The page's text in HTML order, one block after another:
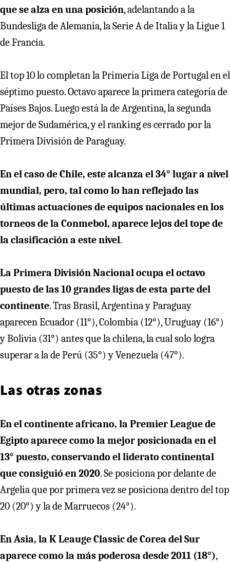
que se alza en una posición, adelantando a la
Bundesliga de Alemania, la Serie A de Italia y la Ligue 1
de Francia.
El top 10 lo completan la Primeria Liga de Portugal en el
séptimo puesto. Octavo aparece la primera categoría de
Países Bajos. Luego está la de Argentina, la segunda
mejor de Sudamérica, y el ranking es cerrado por la
Primera División de Paraguay.
En el caso de Chile, este alcanza el 34° lugar a nivel
mundial, pero, tal como lo han reflejado las
últimas actuaciones de equipos nacionales en los
torneos de la Conmebol, aparece lejos del tope de
la clasificación a este nivel.
La Primera División Nacional ocupa el octavo
puesto de las 10 grandes ligas de esta parte del
continente. Tras Brasil, Argentina y Paraguay
aparecen Ecuador (11°), Colombia (12°), Uruguay (16°)
y Bolivia (31°) antes que la chilena, la cual solo logra
superar a la de Perú (35°) y Venezuela (47°).
Las otras zonas
En el continente africano, la Premier League de
Egipto aparece como la mejor posicionada en el
13° puesto, conservando el liderato continental
que consiguió en 2020. Se posiciona por delante de
Argelia que por primera vez se posiciona dentro del top
20 (20°) y la de Marruecos (24°).
En Asia, la K Leauge Classic de Corea del Sur
aparece como la más poderosa desde 2011 (18°),